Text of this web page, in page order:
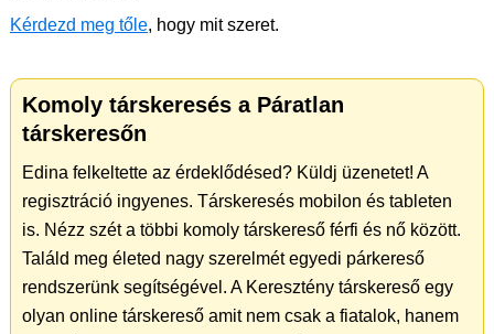
Kérdezd meg tőle, hogy mit szeret.
Komoly társkeresés a Páratlan
társkeresőn
Edina felkeltette az érdeklődésed? Küldj üzenetet! A
regisztráció ingyenes. Társkeresés mobilon és tableten
is. Nézz szét a többi komoly társkereső férfi és nő között.
Találd meg életed nagy szerelmét egyedi párkereső
rendszerünk segítségével. A Keresztény társkereső egy
olyan online társkereső amit nem csak a fiatalok, hanem